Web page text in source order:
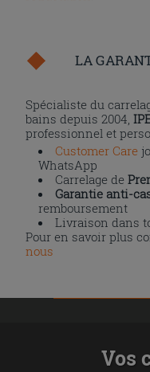
LA
Spécialiste du
bains depuis 2004,
professionnel et
Customer Care
WhatsApp
Carrelage de
Garantie anti-
remboursement
Livraison dans
Pour en savoir plus
nous
Vos